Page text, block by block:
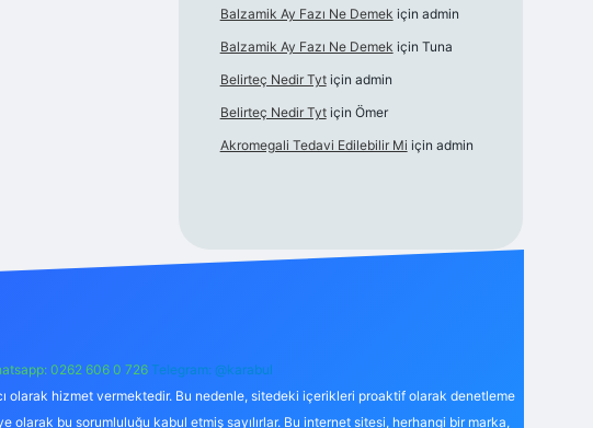
Balzamik Ay Fazı Ne Demek için admin
Balzamik Ay Fazı Ne Demek için Tuna
Belirteç Nedir Tytiçin admin
Belirteç Nedir Tytiçin Ömer
Akromegali Tedavi Edilebilir Mi için admin
0262 606 0 726 Telegram: @karabul
olarak hizmet vermektedir. Bu nedenle, sitedeki içerikleri proaktif olarak denetleme
bu sorumluluğu kabul etmiş sayılırlar. Bu internet sitesi, herhangi bir marka,